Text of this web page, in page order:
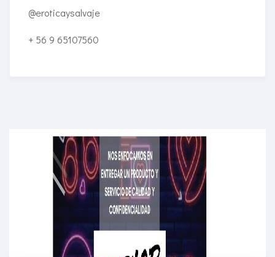
@eroticaysalvaje
+ 56 9 65107560
Get unlimited access to 2,000 of Educati’s top
courses for your team.
Join Now